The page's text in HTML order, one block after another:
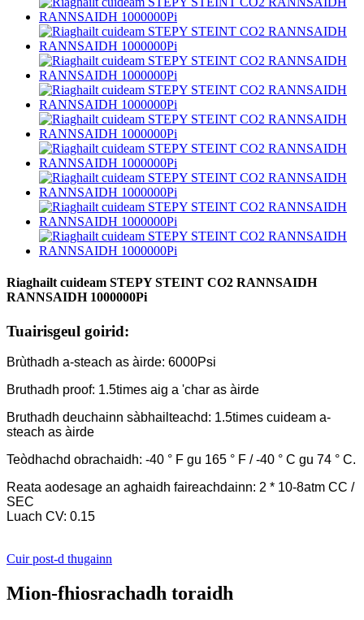
Riaghailt cuideam STEPY STEINT CO2 RANNSAIDH
RANNSAIDH 1000000Pi
Tuairisgeul goirid:
Brùthadh a-steach as àirde: 6000Psi
Bruthadh proof: 1.5times aig a 'char as àirde
Bruthadh deuchainn sàbhailteachd: 1.5times cuideam a-
steach as àirde
Teòdhachd obrachaidh: -40 ° F gu 165 ° F / -40 ° C gu 74 ° C.
Reata aodesage an aghaidh faireachdainn: 2 * 10-8atm CC /
SEC
Luach CV: 0.15
Cuir post-d thugainn
Mion-fhiosrachadh toraidh